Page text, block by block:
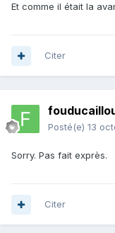
Et comme il était la
Citer
Posté(e) 13
Sorry. Pas fait exprès.
Citer